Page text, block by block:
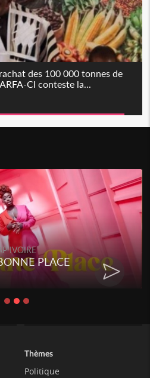
des 100 000 tonnes de
CI conteste la...
IVOIRE
PLACE
Thèmes
Politique